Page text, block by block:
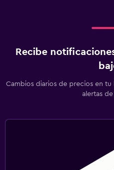
Recibe
Cambios diarios de precios en
alertas